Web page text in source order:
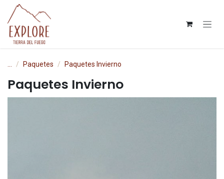
Ir al contenido
Paquetes Paquetes Invierno
Paquetes Invierno